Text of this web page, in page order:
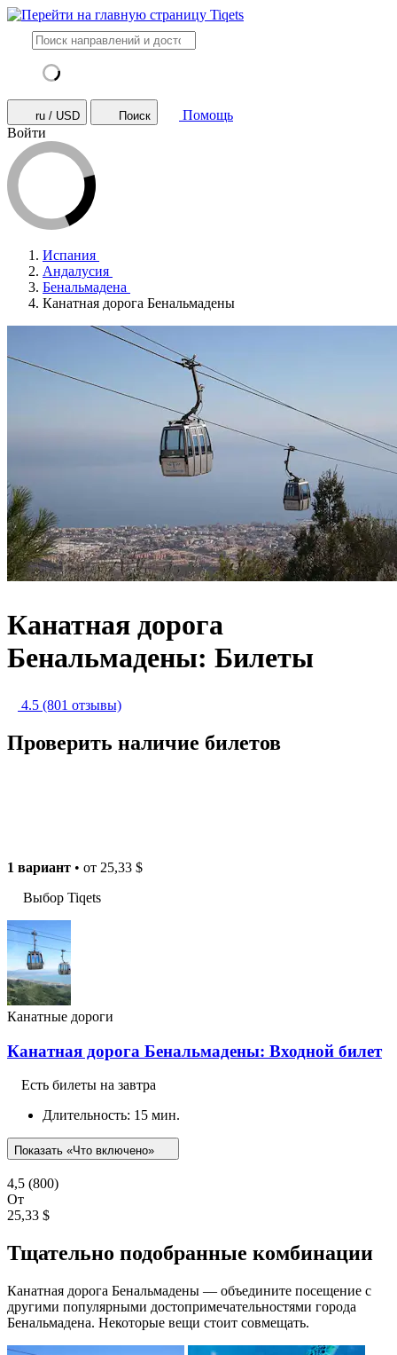
ru / USD Поиск
Помощь
Войти
Испания
Андалусия
Бенальмадена
Канатная дорога Бенальмадены
Канатная дорога
Бенальмадены: Билеты
4.5 (801 отзывы)
Проверить наличие билетов
1 вариант • от 25,33 $
Выбор Tiqets
Канатные дороги
Канатная дорога Бенальмадены: Входной билет
Есть билеты на завтра
Длительность: 15 мин.
Показать «Что включено»
4,5 (800)
От
25,33 $
Тщательно подобранные комбинации
Канатная дорога Бенальмадены — объедините посещение с
другими популярными достопримечательностями города
Бенальмадена. Некоторые вещи стоит совмещать.